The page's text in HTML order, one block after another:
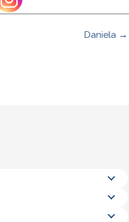
Daniela →